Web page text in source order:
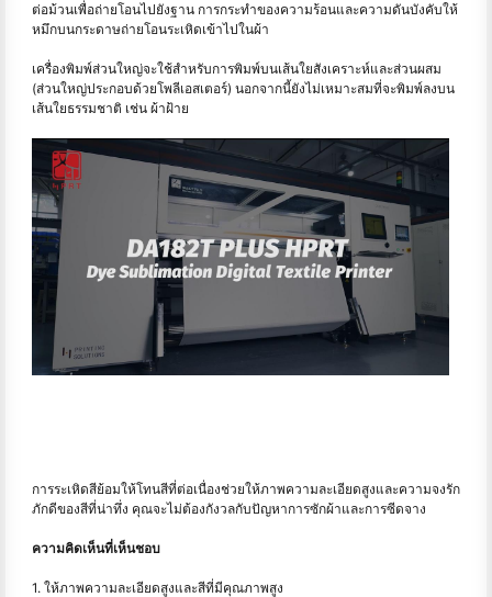
ต่อม้วนเพื่อถ่ายโอนไปยังฐาน การกระทำของความร้อนและความดันบังคับให้
หมึกบนกระดาษถ่ายโอนระเหิดเข้าไปในผ้า
เครื่องพิมพ์ส่วนใหญ่จะใช้สำหรับการพิมพ์บนเส้นใยสังเคราะห์และส่วนผสม
(ส่วนใหญ่ประกอบด้วยโพลีเอสเตอร์) นอกจากนี้ยังไม่เหมาะสมที่จะพิมพ์ลงบน
เส้นใยธรรมชาติ เช่น ผ้าฝ้าย
การระเหิดสีย้อมให้โทนสีที่ต่อเนื่องช่วยให้ภาพความละเอียดสูงและความจงรัก
ภักดีของสีที่น่าทึ่ง คุณจะไม่ต้องกังวลกับปัญหาการซักผ้าและการซีดจาง
ความคิดเห็นที่เห็นชอบ
1. ให้ภาพความละเอียดสูงและสีที่มีคุณภาพสูง